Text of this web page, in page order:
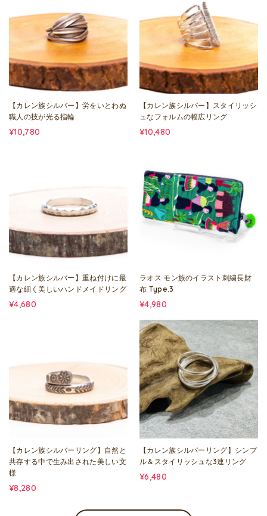
【カレン族シルバー】労をいとわぬ
職人の技が光る指輪
¥10,780
【カレン族シルバー】スタイリッシ
ュなフォルムの幅広リング
¥10,480
【カレン族シルバー】重ね付けに最
適な細く美しいハンドメイドリング
¥4,680
ラオス モン族のイラスト刺繍長財
布 Type.3
¥4,980
【カレン族シルバーリング】自然と
共存する中で生み出された美しい文
様
¥8,280
【カレン族シルバーリング】シンプ
ル＆スタイリッシュな3連リング
¥6,480